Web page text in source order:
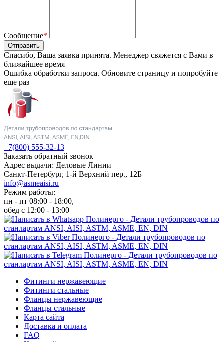
Сообщение*
Отправить
Спасибо, Ваша заявка принята. Менеджер свяжется с Вами в
ближайшее время
Ошибка обработки запроса. Обновите страницу и попробуйте
еще раз
+7(800) 555-32-13
Заказать обратный звонок
Адрес выдачи: Деловые Линии
Санкт-Петербург, 1-й Верхний пер., 12Б
info@asmeaisi.ru
Режим работы:
пн - пт 08:00 - 18:00,
обед с 12:00 - 13:00
Фитинги нержавеющие
Фитинги стальные
Фланцы нержавеющие
Фланцы стальные
Карта сайта
Доставка и оплата
FAQ